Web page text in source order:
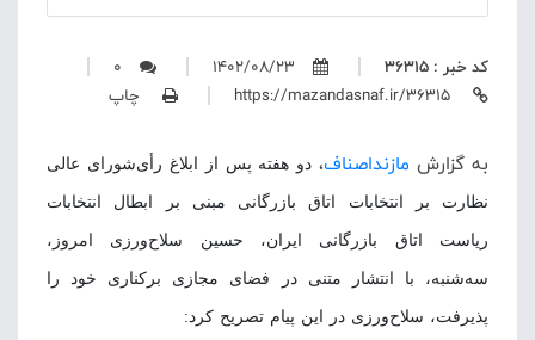
کد خبر : 36315 1402/08/23
0
چاپ
به گزارش مازنداصناف، دو هفته پس از ابلاغ رأی‌شورای عالی
نظارت بر انتخابات اتاق بازرگانی مبنی بر ابطال انتخابات
ریاست اتاق بازرگانی ایران، حسین سلاح‌ورزی امروز،
سه‌شنبه، با انتشار متنی در فضای مجازی برکناری خود را
پذیرفت، سلاح‌ورزی در این پیام تصریح کرد: